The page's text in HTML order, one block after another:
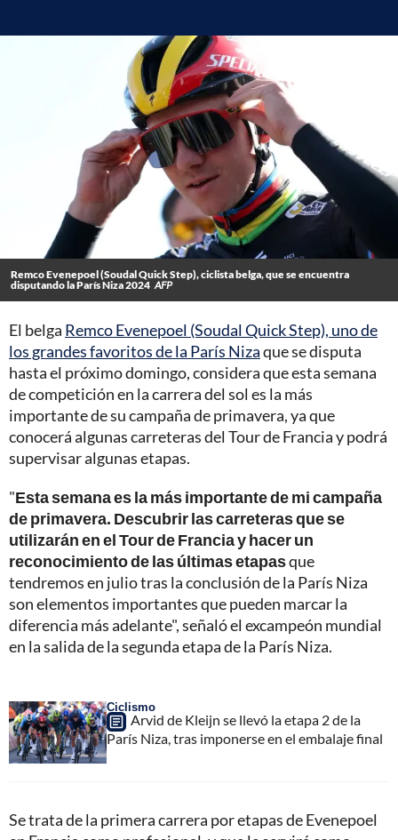
Remco Evenepoel (Soudal Quick Step), ciclista belga, que se encuentra
disputando la París Niza 2024 AFP
El belga Remco Evenepoel (Soudal Quick Step), uno de
los grandes favoritos de la París Nizaque se disputa
hasta el próximo domingo, considera que esta semana
de competición en la carrera del sol es la más
importante de su campaña de primavera, ya que
conocerá algunas carreteras del Tour de Francia y podrá
supervisar algunas etapas.
"Esta semana es la más importante de mi campaña
de primavera. Descubrir las carreteras que se
utilizarán en el Tour de Francia y hacer un
reconocimiento de las últimas etapasque
tendremos en julio tras la conclusión de la París Niza
son elementos importantes que pueden marcar la
diferencia más adelante", señaló el excampeón mundial
en la salida de la segunda etapa de la París Niza.
Ciclismo
Arvid de Kleijn se llevó la etapa 2 de la
París Niza, tras imponerse en el embalaje final
Se trata de la primera carrera por etapas de Evenepoel